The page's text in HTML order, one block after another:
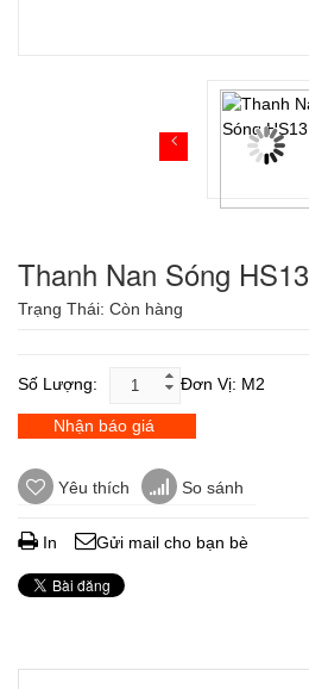
Thanh Nan Sóng HS13
Trạng Thái: Còn hàng
Số Lượng: Đơn Vị: M2
Nhận báo giá
Yêu thích So sánh
In Gửi mail cho bạn bè